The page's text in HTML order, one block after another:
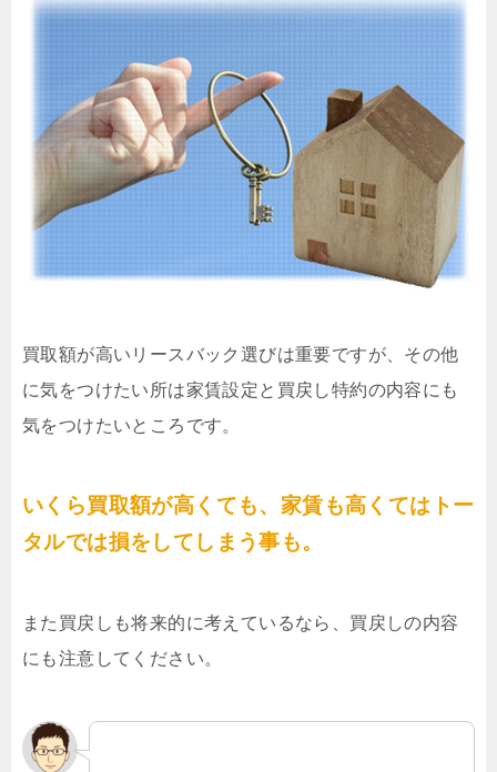
買取額が高いリースバック選びは重要ですが、その他
に気をつけたい所は家賃設定と買戻し特約の内容にも
気をつけたいところです。
いくら買取額が高くても、家賃も高くてはトー
タルでは損をしてしまう事も。
また買戻しも将来的に考えているなら、買戻しの内容
にも注意してください。